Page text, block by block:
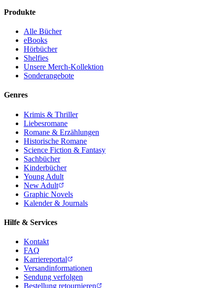
Produkte
Alle Bücher
eBooks
Hörbücher
Shelfies
Unsere Merch-Kollektion
Sonderangebote
Genres
Krimis & Thriller
Liebesromane
Romane & Erzählungen
Historische Romane
Science Fiction & Fantasy
Sachbücher
Kinderbücher
Young Adult
New Adult
Graphic Novels
Kalender & Journals
Hilfe & Services
Kontakt
FAQ
Karriereportal
Versandinformationen
Sendung verfolgen
Bestellung retournieren